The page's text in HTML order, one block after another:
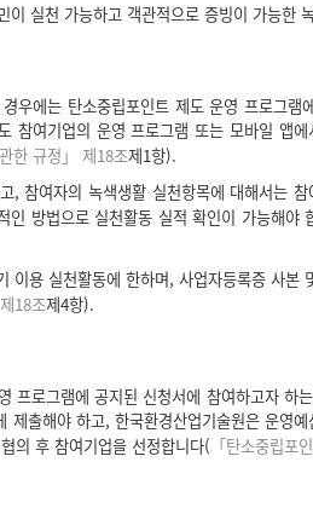
실천 가능하고 객관적으로 증빙이 가능한
우에는 탄소중립포인트 제도 운영 프로그램
참여기업의 운영 프로그램 또는 모바일 앱
한 규정」 제18조제1항).
참여자의 녹색생활 실천항목에 대해서는 참
방법으로 실천활동 실적 확인이 가능해야
이용 실천활동에 한하며, 사업자등록증 사본
18조제4항).
프로그램에 공지된 신청서에 참여하고자 하
제출해야 하고, 한국환경산업기술원은 운영
의 후 참여기업을 선정합니다( 「탄소중립포